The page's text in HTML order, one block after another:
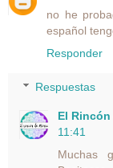
no he
español
Responder
Respuestas
El
11:41
Muchas